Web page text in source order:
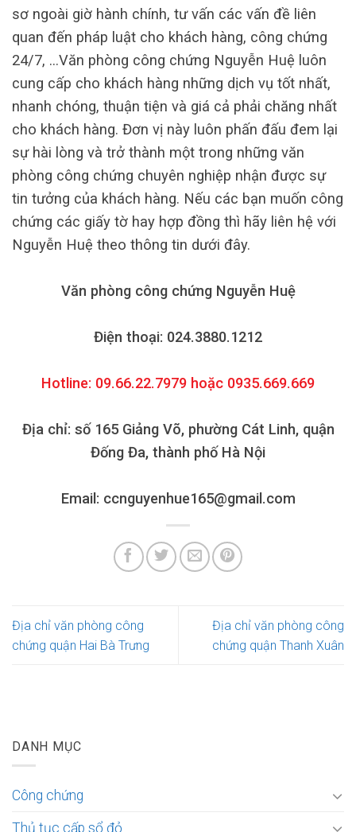
sơ ngoài giờ hành chính, tư vấn các vấn đề liên
quan đến pháp luật cho khách hàng, công chứng
24/7, …Văn phòng công chứng Nguyễn Huệ luôn
cung cấp cho khách hàng những dịch vụ tốt nhất,
nhanh chóng, thuận tiện và giá cả phải chăng nhất
cho khách hàng. Đơn vị này luôn phấn đấu đem lại
sự hài lòng và trở thành một trong những văn
phòng công chứng chuyên nghiệp nhận được sự
tin tưởng của khách hàng. Nếu các bạn muốn công
chứng các giấy tờ hay hợp đồng thì hãy liên hệ với
Nguyễn Huệ theo thông tin dưới đây.
Văn phòng công chứng Nguyễn Huệ
Điện thoại: 024.3880.1212
Hotline: 09.66.22.7979 hoặc 0935.669.669
Địa chỉ: số 165 Giảng Võ, phường Cát Linh, quận
Đống Đa, thành phố Hà Nội
Email: ccnguyenhue165@gmail.com
Địa chỉ văn phòng công
chứng quận Hai Bà Trưng
Địa chỉ văn phòng công
chứng quận Thanh Xuân
DANH MỤC
Công chứng
Thủ tục cấp sổ đỏ